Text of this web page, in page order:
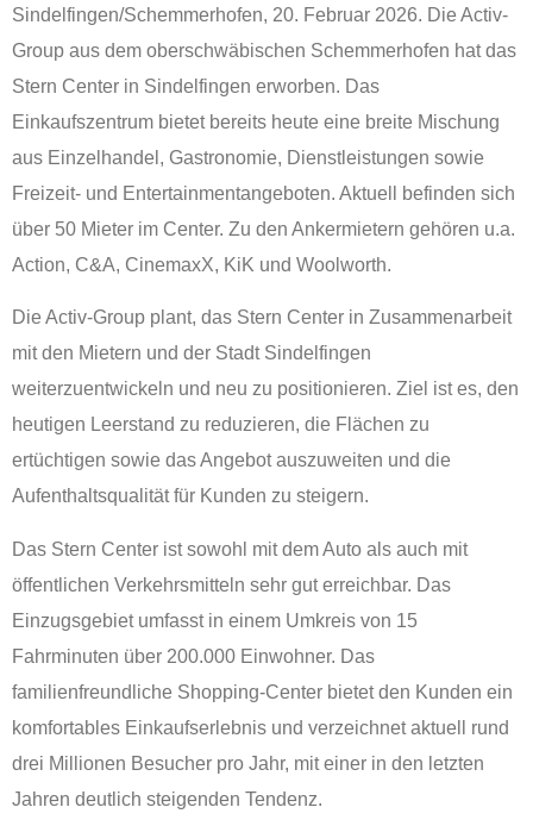
Sindelfingen/Schemmerhofen, 20. Februar 2026. Die Activ-
Group aus dem oberschwäbischen Schemmerhofen hat das
Stern Center in Sindelfingen erworben. Das
Einkaufszentrum bietet bereits heute eine breite Mischung
aus Einzelhandel, Gastronomie, Dienstleistungen sowie
Freizeit- und Entertainmentangeboten. Aktuell befinden sich
über 50 Mieter im Center. Zu den Ankermietern gehören u.a.
Action, C&A, CinemaxX, KiK und Woolworth.
Die Activ-Group plant, das Stern Center in Zusammenarbeit
mit den Mietern und der Stadt Sindelfingen
weiterzuentwickeln und neu zu positionieren. Ziel ist es, den
heutigen Leerstand zu reduzieren, die Flächen zu
ertüchtigen sowie das Angebot auszuweiten und die
Aufenthaltsqualität für Kunden zu steigern.
Das Stern Center ist sowohl mit dem Auto als auch mit
öffentlichen Verkehrsmitteln sehr gut erreichbar. Das
Einzugsgebiet umfasst in einem Umkreis von 15
Fahrminuten über 200.000 Einwohner. Das
familienfreundliche Shopping-Center bietet den Kunden ein
komfortables Einkaufserlebnis und verzeichnet aktuell rund
drei Millionen Besucher pro Jahr, mit einer in den letzten
Jahren deutlich steigenden Tendenz.